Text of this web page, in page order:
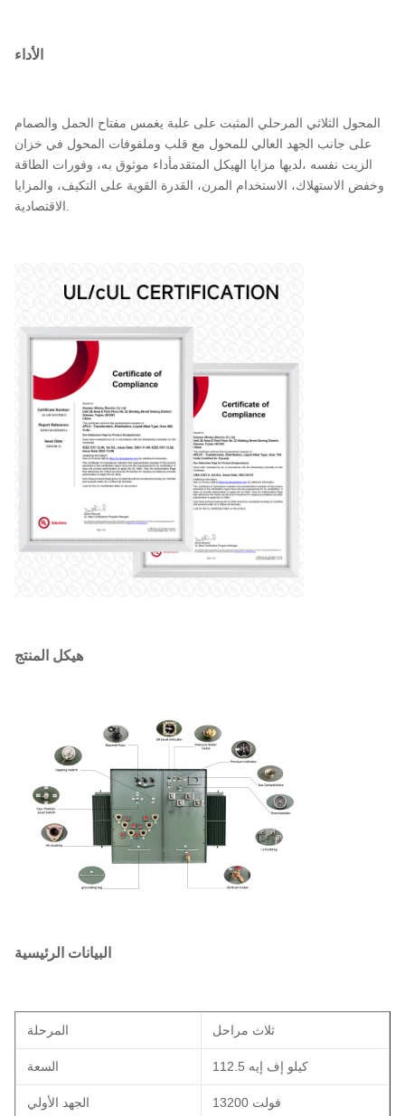
الأداء
المحول الثلاثي المرحلي المثبت على علبة يغمس مفتاح الحمل والصمام
على جانب الجهد العالي للمحول مع قلب وملفوفات المحول في خزان
الزيت نفسه ،لديها مزايا الهيكل المتقدمأداء موثوق به، وفورات الطاقة
وخفض الاستهلاك، الاستخدام المرن، القدرة القوية على التكيف، والمزايا
هيكل المنتج
البيانات الرئيسية
المرحلة ثلاث مراحل
السعة 112.5 كيلو إف إيه
الجهد الأولي 13200 فولت